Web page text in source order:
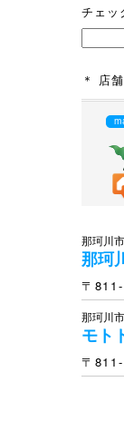
チェッ
＊ 店
那珂川市
那珂
〒
那珂川市
モト
〒